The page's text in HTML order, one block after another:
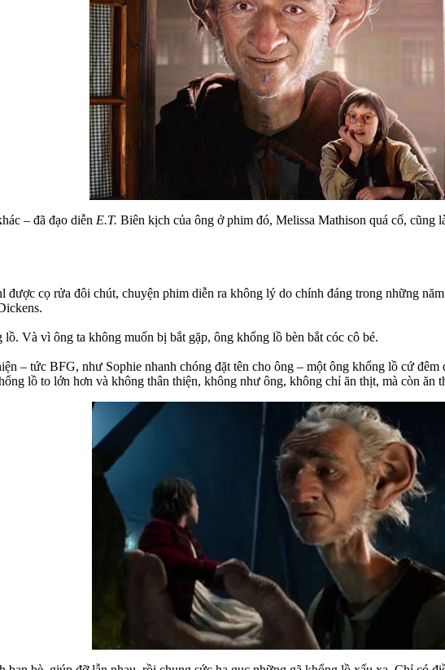
– đã đạo diễn E.T. Biên kịch của ông ở phim đó, Melissa Mathison quá cố, cũng
được cọ rửa đôi chút, chuyện phim diễn ra không lý do chính đáng trong những
Và vì ông ta không muốn bị bắt gặp, ông khổng lồ bèn bắt cóc cô bé.
– tức BFG, như Sophie nhanh chóng đặt tên cho ông – một ông khổng lồ cứ
lồ to lớn hơn và không thân thiện, không như ông, không chỉ ăn thịt, mà còn ăn